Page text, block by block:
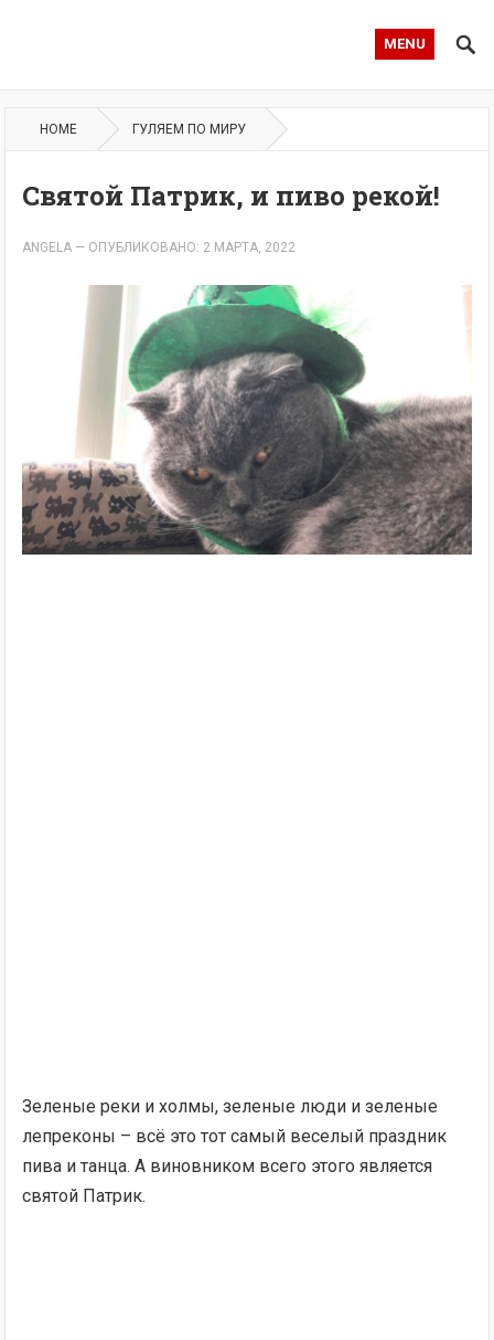
MENU
HOME ГУЛЯЕМ ПО МИРУ
Святой Патрик, и пиво рекой!
ANGELA — ОПУБЛИКОВАНО: 2 МАРТА, 2022
Зеленые реки и холмы, зеленые люди и зеленые
лепреконы – всё это тот самый веселый праздник
пива и танца. А виновником всего этого является
святой Патрик.